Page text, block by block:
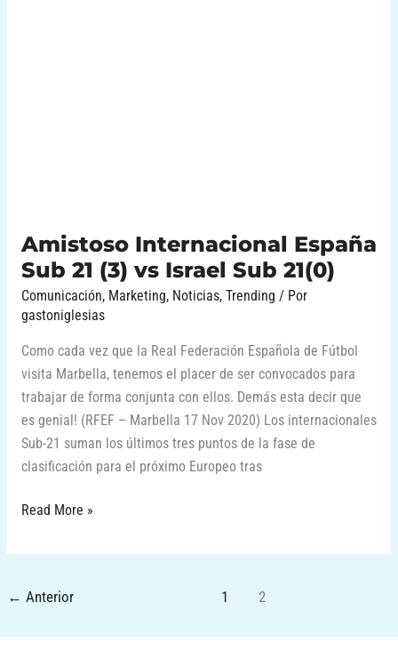
Amistoso Internacional España
Sub 21 (3) vs Israel Sub 21(0)
Comunicación, Marketing, Noticias, Trending / Por
gastoniglesias
Como cada vez que la Real Federación Española de Fútbol
visita Marbella, tenemos el placer de ser convocados para
trabajar de forma conjunta con ellos. Demás esta decir que
es genial! (RFEF – Marbella 17 Nov 2020) Los internacionales
Sub-21 suman los últimos tres puntos de la fase de
clasificación para el próximo Europeo tras
Read More »
← Anterior 1 2